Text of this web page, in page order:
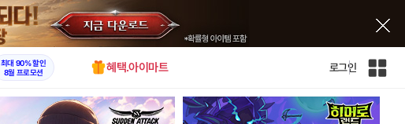
최대 90% 할인
8월 프로모션
혜택.아이마트 로그인
인
전